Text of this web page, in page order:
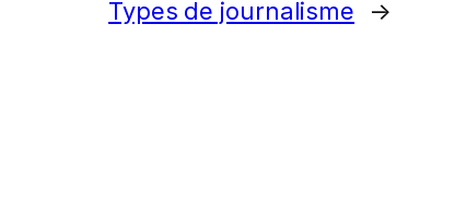
Types de journalisme →